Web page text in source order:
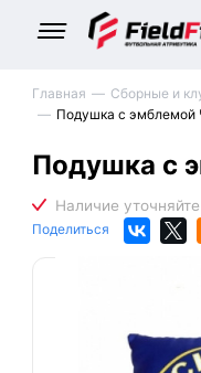
Главная Сборные и
Подушка с эмблемой
Подушка с
Поделиться